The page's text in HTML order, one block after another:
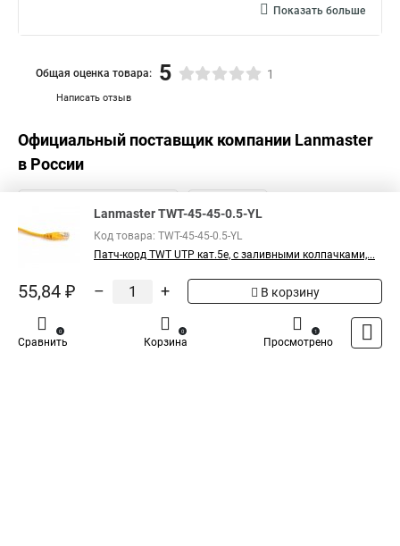
Показать больше
Написать отзыв
Общая оценка товара: 5 1
Официальный поставщик компании Lanmaster
в России
Lanmaster TWT-45-45-0.5-YL
Код товара: TWT-45-45-0.5-YL
Патч-корд TWT UTP кат.5e, с заливными колпачками,...
55,84 ₽ – + В корзину
Сравнить
0
Корзина
0
Просмотрено
1